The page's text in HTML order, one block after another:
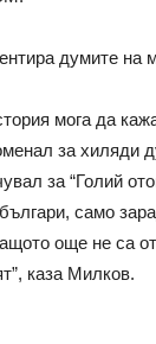
думите на
мога да
за хиляди
за “Голий
само
още не са
каза Милков.